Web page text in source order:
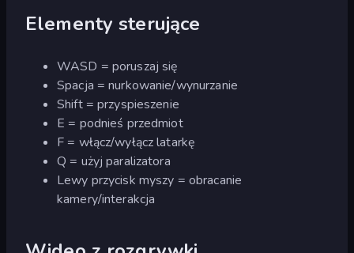
Elementy sterujące
WASD = poruszaj się
Spacja = nurkowanie/wynurzanie
Shift = przyspieszenie
E = podnieś przedmiot
F = włącz/wyłącz latarkę
Q = użyj paralizatora
Lewy przycisk myszy = obracanie
kamery/interakcja